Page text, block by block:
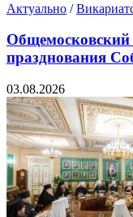
Актуально /
Общемосковский
празднования
03.08.2026